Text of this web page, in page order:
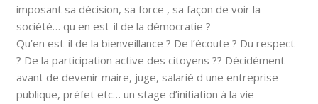
imposant sa décision, sa force , sa façon de voir la
société… qu en est-il de la démocratie ?
Qu’en est-il de la bienveillance ? De l’écoute ? Du respect
? De la participation active des citoyens ?? Décidément
avant de devenir maire, juge, salarié d une entreprise
publique, préfet etc… un stage d’initiation à la vie